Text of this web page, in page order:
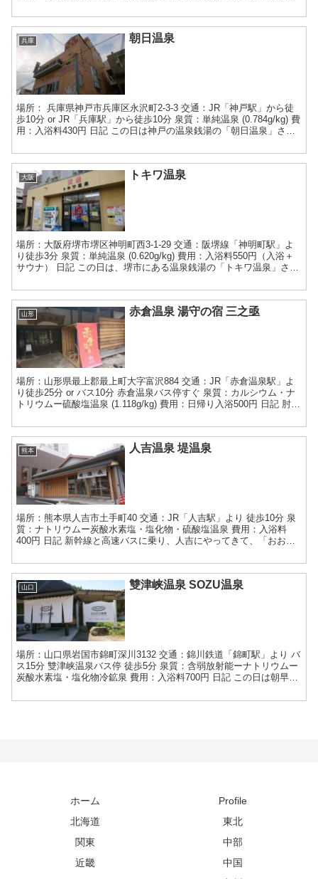
兵庫 朝日温泉
場所： 兵庫県神戸市兵庫区永沢町2-3-3 交通：JR「神戸駅」から徒
歩10分 or JR「兵庫駅」から徒歩10分 泉質：単純温泉 (0.784g/kg) 費
用：入浴料430円 日記 この日は神戸の温泉銭湯の「朝日温泉」さん
大阪 トキワ温泉
場所：大阪府堺市堺区神明町西3-1-29 交通：阪堺線「神明町駅」よ
り徒歩3分 泉質：単純温泉 (0.620g/kg) 費用：入浴料550円（入浴＋
サウナ） 日記 この日は、堺市にある温泉銭湯の「トキワ温泉」さん
山形 赤倉温泉 湯守の宿 三之亟
場所：山形県最上郡最上町大字富沢884 交通：JR「赤倉温泉駅」よ
り徒歩25分 or バス10分 赤倉温泉バス停すぐ 泉質：カルシウム・ナ
トリウムー硫酸塩温泉 (1.118g/kg) 費用：日帰り入浴500円 日記 肘折
熊本 人吉温泉 堤温泉
場所：熊本県人吉市土手町40 交通：JR「人吉駅」より 徒歩10分 泉
質：ナトリウムー炭酸水素塩・塩化物・硫酸塩温泉 費用：入浴料
400円 日記 新幹線と高速バスに乗り、人吉にやってきて、「おおが
山口 雙津峡温泉 SOZU温泉
場所：山口県岩国市錦町深川3132 交通：錦川鉄道「錦町駅」より バ
ス15分 雙津峡温泉バス停 徒歩5分 泉質：含弱放射能ーナトリウムー
炭酸水素塩・塩化物冷鉱泉 費用：入浴料700円 日記 この日は朝早く
ホーム
Profile
北海道
東北
関東
中部
近畿
中国